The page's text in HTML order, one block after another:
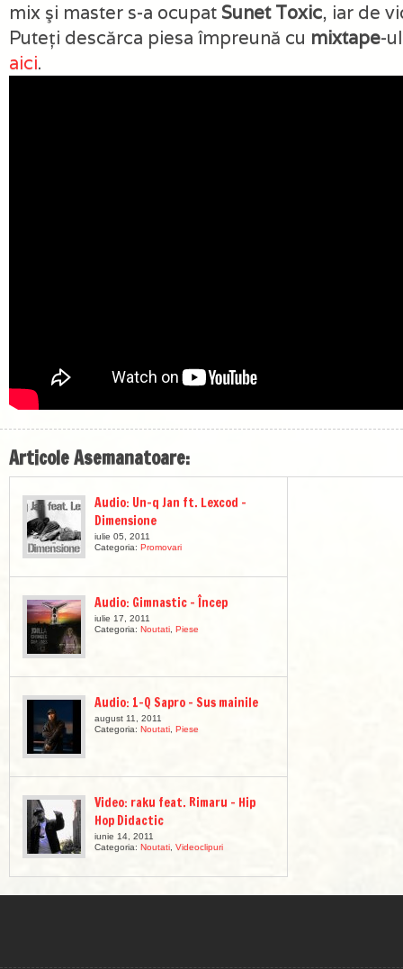
mix şi master s-a ocupat Sunet Toxic, iar de
Puteţi descărca piesa împreună cu mixtape-
aici.
Articole Asemanatoare:
Audio: Un-q Jan ft. Lexcod –
Dimensione
iulie 05, 2011
Categoria: Promovari
Audio: Gimnastic – Încep
iulie 17, 2011
Categoria: Noutati Piese
Audio: 1-Q Sapro – Sus mainile
august 11, 2011
Categoria: Noutati Piese
Video: raku feat. Rimaru – Hip
Hop Didactic
iunie 14, 2011
Categoria: Noutati Videoclipuri